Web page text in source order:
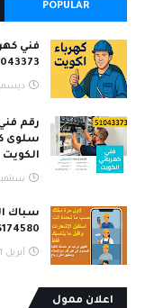
POPULAR
فني
51043373 كهربائي 24 ساعة بحولي/
ديسمبر 07,
سلوى
الكويت
سبتمبر 10,
سباك
66174580 | افضل
أبريل 21, 2025
اعلان ممول